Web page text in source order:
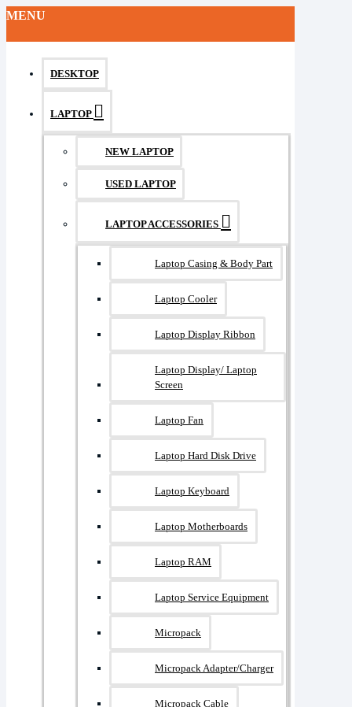
MENU
DESKTOP
LAPTOP
NEW LAPTOP
USED LAPTOP
LAPTOP ACCESSORIES
Laptop Casing & Body Part
Laptop Cooler
Laptop Display Ribbon
Laptop Display/ Laptop
Screen
Laptop Fan
Laptop Hard Disk Drive
Laptop Keyboard
Laptop Motherboards
Laptop RAM
Laptop Service Equipment
Micropack
Micropack Adapter/charger
Micropack Cable